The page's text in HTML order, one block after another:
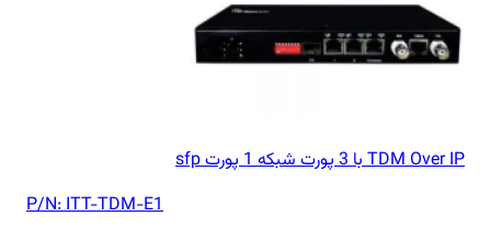
TDM Over IP با 3 پورت شبکه 1 پورت sfp
P/N:ITT-TDM-E1